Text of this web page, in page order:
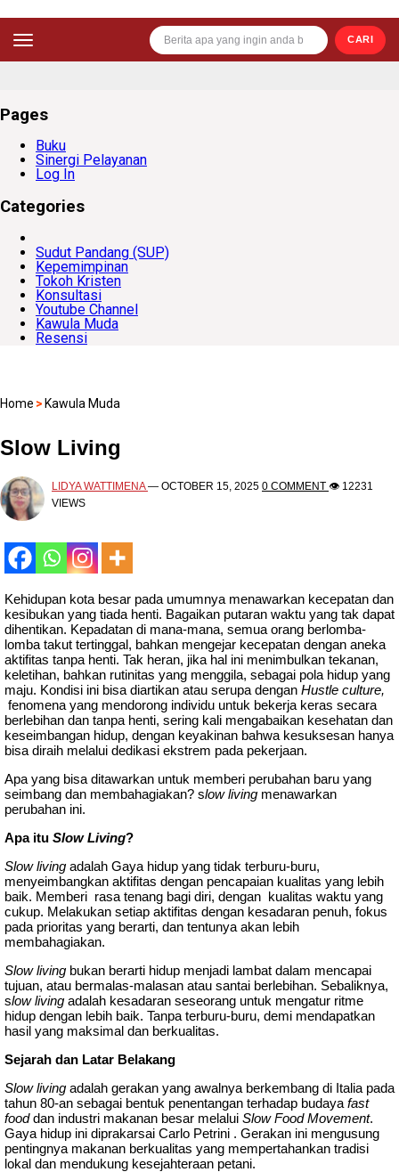
CARI
Pages
Buku
Sinergi Pelayanan
Log In
Categories
Sudut Pandang (SUP)
Kepemimpinan
Tokoh Kristen
Konsultasi
Youtube Channel
Kawula Muda
Resensi
Home > Kawula Muda
Slow Living
LIDYA WATTIMENA— OCTOBER 15, 2025 0 COMMENT 👁 12231
VIEWS
Kehidupan kota besar pada umumnya menawarkan kecepatan dan
kesibukan yang tiada henti. Bagaikan putaran waktu yang tak dapat
dihentikan. Kepadatan di mana-mana, semua orang berlomba-
lomba takut tertinggal, bahkan mengejar kecepatan dengan aneka
aktifitas tanpa henti. Tak heran, jika hal ini menimbulkan tekanan,
keletihan, bahkan rutinitas yang menggila, sebagai pola hidup yang
maju. Kondisi ini bisa diartikan atau serupa dengan Hustle culture,
fenomena yang mendorong individu untuk bekerja keras secara
berlebihan dan tanpa henti, sering kali mengabaikan kesehatan dan
keseimbangan hidup, dengan keyakinan bahwa kesuksesan hanya
bisa diraih melalui dedikasi ekstrem pada pekerjaan.
Apa yang bisa ditawarkan untuk memberi perubahan baru yang
seimbang dan membahagiakan? slow living menawarkan
perubahan ini.
Apa itu Slow Living?
Slow living adalah Gaya hidup yang tidak terburu-buru,
menyeimbangkan aktifitas dengan pencapaian kualitas yang lebih
baik. Memberi rasa tenang bagi diri, dengan kualitas waktu yang
cukup. Melakukan setiap aktifitas dengan kesadaran penuh, fokus
pada prioritas yang berarti, dan tentunya akan lebih
membahagiakan.
Slow living bukan berarti hidup menjadi lambat dalam mencapai
tujuan, atau bermalas-malasan atau santai berlebihan. Sebaliknya,
slow living adalah kesadaran seseorang untuk mengatur ritme
hidup dengan lebih baik. Tanpa terburu-buru, demi mendapatkan
hasil yang maksimal dan berkualitas.
Sejarah dan Latar Belakang
Slow living adalah gerakan yang awalnya berkembang di Italia pada
tahun 80-an sebagai bentuk penentangan terhadap budaya fast
fooddan industri makanan besar melalui Slow Food Movement.
Gaya hidup ini diprakarsai Carlo Petrini . Gerakan ini mengusung
pentingnya makanan berkualitas yang mempertahankan tradisi
lokal dan mendukung kesejahteraan petani.